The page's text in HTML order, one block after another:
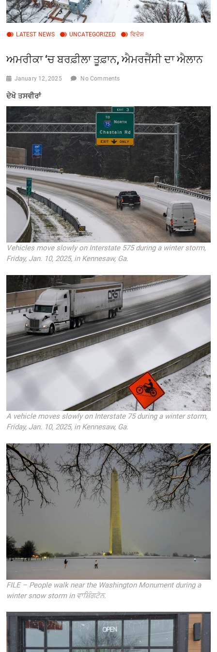
LATEST NEWS UNCATEGORIZED ਵਿਦੇਸ਼
ਅਮਰੀਕਾ ‘ਚ ਬਰਫ਼ੀਲਾ ਤੂਫ਼ਾਨ, ਐਮਰਜੈਂਸੀ ਦਾ ਐਲਾਨ
January 12, 2025 No Comments
ਦੇਖੋ ਤਸਵੀਰਾਂ
Vehicles move slowly on Interstate 575 during a winter storm,
Friday, Jan. 10, 2025, in Kennesaw, Ga.
A vehicle moves slowly on Interstate 75 during a winter storm,
Friday, Jan. 10, 2025, in Kennesaw, Ga.
FILE – People walk near the Washington Monument during a
winter snow storm in ਵਾਸ਼ਿੰਗਟੋਨ.